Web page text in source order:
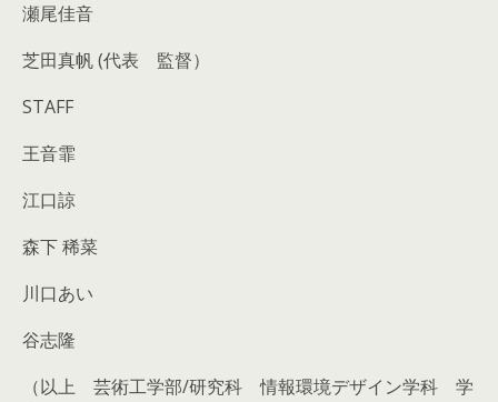
瀬尾佳音
芝田真帆 (代表 監督）
STAFF
王音霏
江口諒
森下 稀菜
川口あい
谷志隆
（以上 芸術工学部/研究科 情報環境デザイン学科 学